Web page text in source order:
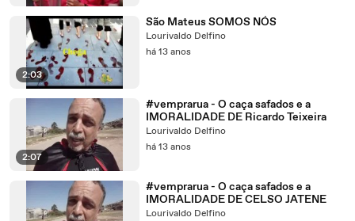
2:03
São Mateus SOMOS NÓS
Lourivaldo Delfino
há 13 anos
2:07
#vemprarua - O caça safados e a
IMORALIDADE DE Ricardo Teixeira
Lourivaldo Delfino
há 13 anos
#vemprarua - O caça safados e a
IMORALIDADE DE CELSO JATENE
Lourivaldo Delfino